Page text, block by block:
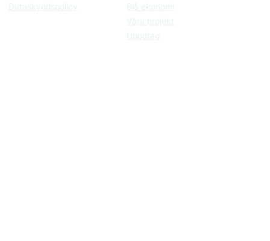
Dataskyddspolicy
Blå ekonomi
Våra projekt
Uppdrag